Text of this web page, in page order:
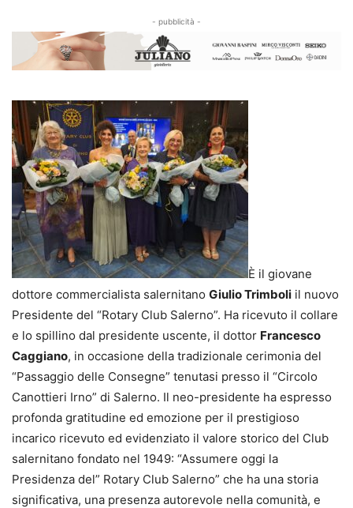
- pubblicità -
È il giovane
dottore commercialista salernitano Giulio Trimboli il nuovo
Presidente del “Rotary Club Salerno”. Ha ricevuto il collare
e lo spillino dal presidente uscente, il dottor Francesco
Caggiano, in occasione della tradizionale cerimonia del
“Passaggio delle Consegne” tenutasi presso il “Circolo
Canottieri Irno” di Salerno. Il neo-presidente ha espresso
profonda gratitudine ed emozione per il prestigioso
incarico ricevuto ed evidenziato il valore storico del Club
salernitano fondato nel 1949: “Assumere oggi la
Presidenza del” Rotary Club Salerno” che ha una storia
significativa, una presenza autorevole nella comunità, e